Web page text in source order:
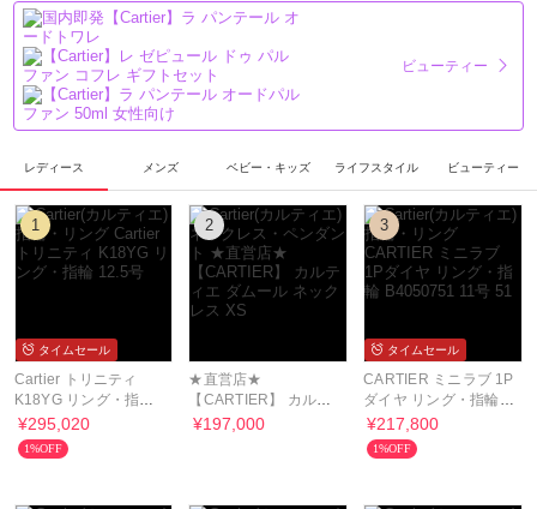
ビューティー
レディース メンズ ベビー・キッズ ライフスタイル ビューティー
1
タイムセール
Cartier トリニティ
K18YG リング・指輪
12.5号
¥295,020
1%OFF
2
★直営店★
【CARTIER】 カルテ
ィエ ダムール ネック
¥197,000
3
タイムセール
CARTIER ミニラブ 1P
ダイヤ リング・指輪
B4050751 11号 51
¥217,800
1%OFF